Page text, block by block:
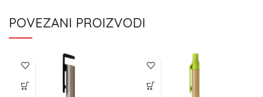
POVEZANI PROIZVODI